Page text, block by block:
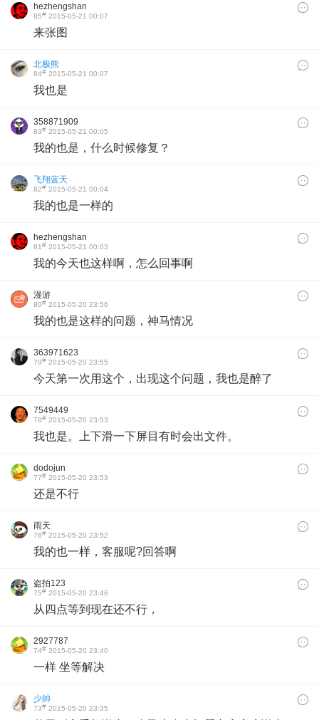
hezhengshan
85# 2015-05-21 00:07
来张图
北极熊
84# 2015-05-21 00:07
我也是
358871909
83# 2015-05-21 00:05
我的也是，什么时候修复？
飞翔蓝天
82# 2015-05-21 00:04
我的也是一样的
hezhengshan
81# 2015-05-21 00:03
我的今天也这样啊，怎么回事啊
漫游
80# 2015-05-20 23:56
我的也是这样的问题，神马情况
363971623
79# 2015-05-20 23:55
今天第一次用这个，出现这个问题，我也是醉了
7549449
78# 2015-05-20 23:53
我也是。上下滑一下屏目有时会出文件。
dodojun
77# 2015-05-20 23:53
还是不行
雨天
76# 2015-05-20 23:52
我的也一样，客服呢?回答啊
盗拍123
75# 2015-05-20 23:46
从四点等到现在还不行，
2927787
74# 2015-05-20 23:40
一样 坐等解决
少帥
73# 2015-05-20 23:35